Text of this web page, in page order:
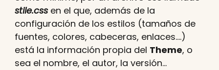
stile.cssen el que, además de la
configuración de los estilos (tamaños de
fuentes, colores, cabeceras, enlaces….)
está la información propia del Theme, o
sea el nombre, el autor, la versión…